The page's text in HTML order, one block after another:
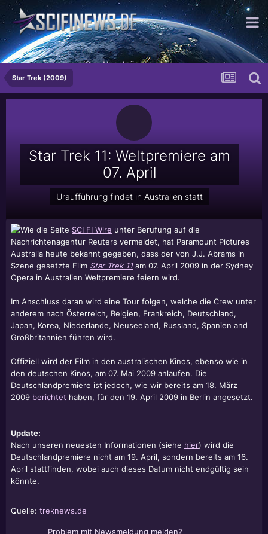
...aus sonnengereiften Haselnüssen
Star Trek (2009)
Star Trek 11: Weltpremiere am
07. April
Uraufführung findet in Australien statt
Wie die Seite SCI FI Wire unter Berufung auf die
Nachrichtenagentur Reuters vermeldet, hat Paramount Pictures
Australia heute bekannt gegeben, dass der von J.J. Abrams in
Szene gesetzte Film Star Trek 11am 07. April 2009 in der Sydney
Opera in Australien Weltpremiere feiern wird.
Im Anschluss daran wird eine Tour folgen, welche die Crew unter
anderem nach Österreich, Belgien, Frankreich, Deutschland,
Japan, Korea, Niederlande, Neuseeland, Russland, Spanien and
Großbritannien führen wird.
Offiziell wird der Film in den australischen Kinos, ebenso wie in
den deutschen Kinos, am 07. Mai 2009 anlaufen. Die
Deutschlandpremiere ist jedoch, wie wir bereits am 18. März
2009 berichtet haben, für den 19. April 2009 in Berlin angesetzt.
Update:
Nach unseren neuesten Informationen (siehe hier) wird die
Deutschlandpremiere nicht am 19. April, sondern bereits am 16.
April stattfinden, wobei auch dieses Datum nicht endgültig sein
könnte.
Quelle: treknews.de
Problem mit Newsmeldung melden?